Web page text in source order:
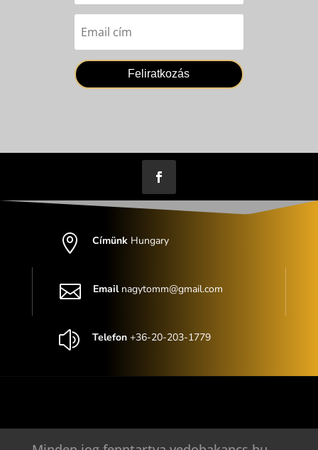
Feliratkozás
 Címünk Hungary
 Emailnagytomm@gmail.com
z Telefon+36-20-203-1779